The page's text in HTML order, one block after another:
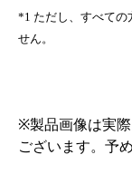
*1 ただし、すべての
せん。
※製品画像は実
ございます。予